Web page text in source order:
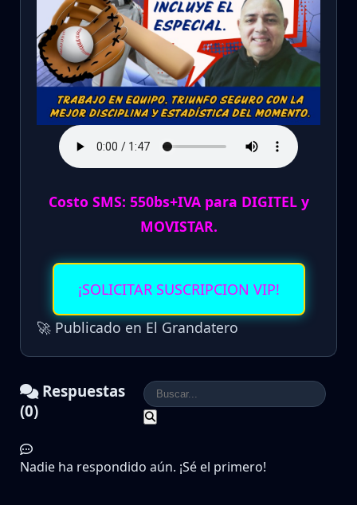
Costo SMS: 550bs+IVA para DIGITEL y
MOVISTAR.
¡SOLICITAR SUSCRIPCION VIP!
🚀 Publicado en El Grandatero
Respuestas
(0)
Nadie ha respondido aún. ¡Sé el primero!